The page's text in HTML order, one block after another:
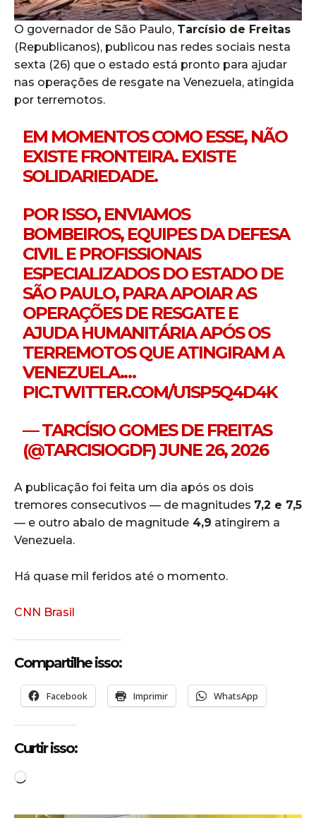
O governador de São Paulo, Tarcísio de Freitas
(Republicanos), publicou nas redes sociais nesta
sexta (26) que o estado está pronto para ajudar
nas operações de resgate na Venezuela, atingida
por terremotos.
EM MOMENTOS COMO ESSE, NÃO
EXISTE FRONTEIRA. EXISTE
SOLIDARIEDADE.
POR ISSO, ENVIAMOS
BOMBEIROS, EQUIPES DA DEFESA
CIVIL E PROFISSIONAIS
ESPECIALIZADOS DO ESTADO DE
SÃO PAULO, PARA APOIAR AS
OPERAÇÕES DE RESGATE E
AJUDA HUMANITÁRIA APÓS OS
TERREMOTOS QUE ATINGIRAM A
VENEZUELA.…
PIC.TWITTER.COM/U1SP5Q4D4K
— TARCÍSIO GOMES DE FREITAS
(@TARCISIOGDF)JUNE 26, 2026
A publicação foi feita um dia após os dois
tremores consecutivos — de magnitudes 7,2 e 7,5
— e outro abalo de magnitude 4,9 atingirem a
Venezuela.
Há quase mil feridos até o momento.
CNN Brasil
Compartilhe isso:
Facebook Imprimir WhatsApp
Curtir isso:
C
r